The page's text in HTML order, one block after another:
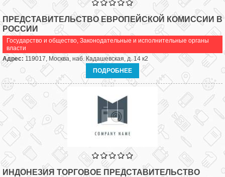
ПРЕДСТАВИТЕЛЬСТВО ЕВРОПЕЙСКОЙ КОМИССИИ В
РОССИИ
Государство и общество, Законодательные и исполнительные органы
власти
Адрес: 119017, Москва, наб. Кадашевская, д. 14 к2
ПОДРОБНЕЕ
ИНДОНЕЗИЯ ТОРГОВОЕ ПРЕДСТАВИТЕЛЬСТВО